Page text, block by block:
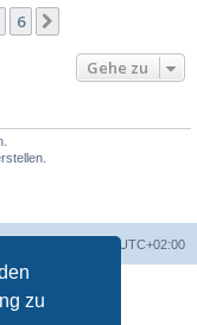
zu
6
Gehe zu
UTC+02:00